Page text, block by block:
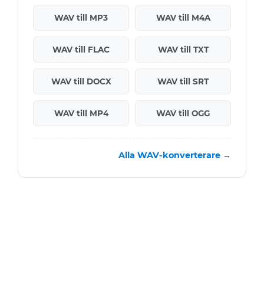
WAV till MP3 WAV till M4A
WAV till FLAC WAV till TXT
WAV till DOCX WAV till SRT
WAV till MP4 WAV till OGG
Alla WAV-konverterare →